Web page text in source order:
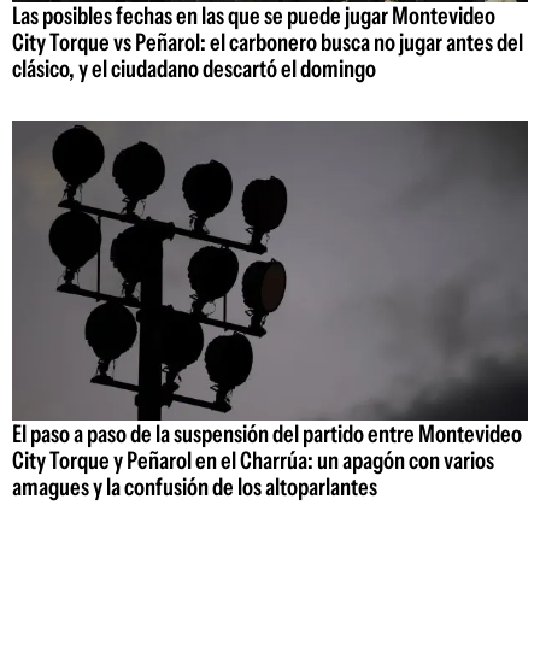
Las posibles fechas en las que se puede jugar Montevideo
City Torque vs Peñarol: el carbonero busca no jugar antes del
clásico, y el ciudadano descartó el domingo
El paso a paso de la suspensión del partido entre Montevideo
City Torque y Peñarol en el Charrúa: un apagón con varios
amagues y la confusión de los altoparlantes